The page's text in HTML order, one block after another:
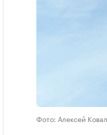
Фото: Алексей